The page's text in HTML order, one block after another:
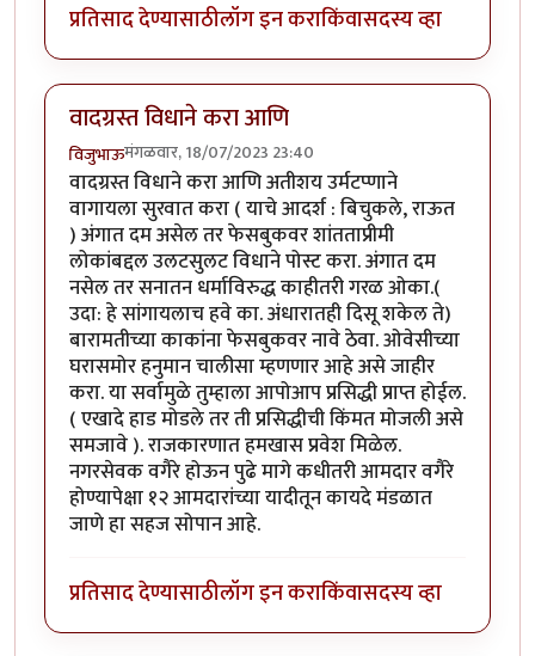
प्रतिसाद देण्यासाठीलॉग इन कराकिंवासदस्य व्हा
वादग्रस्त विधाने करा आणि
विजुभाऊमंगळवार, 18/07/2023 23:40
वादग्रस्त विधाने करा आणि अतीशय उर्मटप्णाने
वागायला सुरवात करा ( याचे आदर्श : बिचुकले, राऊत
) अंगात दम असेल तर फेसबुकवर शांतताप्रीमी
लोकांबद्दल उलटसुलट विधाने पोस्ट करा. अंगात दम
नसेल तर सनातन धर्माविरुद्ध काहीतरी गरळ ओका.(
उदा: हे सांगायलाच हवे का. अंधारातही दिसू शकेल ते)
बारामतीच्या काकांना फेसबुकवर नावे ठेवा. ओवेसीच्या
घरासमोर हनुमान चालीसा म्हणणार आहे असे जाहीर
करा. या सर्वामुळे तुम्हाला आपोआप प्रसिद्धी प्राप्त होईल.
( एखादे हाड मोडले तर ती प्रसिद्धीची किंमत मोजली असे
समजावे ). राजकारणात हमखास प्रवेश मिळेल.
नगरसेवक वगैरे होऊन पुढे मागे कधीतरी आमदार वगैरे
होण्यापेक्षा १२ आमदारांच्या यादीतून कायदे मंडळात
जाणे हा सहज सोपान आहे.
प्रतिसाद देण्यासाठीलॉग इन कराकिंवासदस्य व्हा